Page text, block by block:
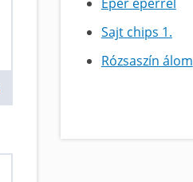
Sajt chips 1.
Rózsaszín álom